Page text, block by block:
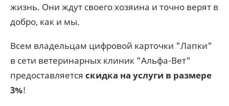
жизнь. Они ждут своего хозяина и точно верят в
добро, как и мы.
Всем владельцам цифровой карточки "Лапки"
в сети ветеринарных клиник "Альфа-Вет"
предоставляется скидка на услуги в размере
3%!